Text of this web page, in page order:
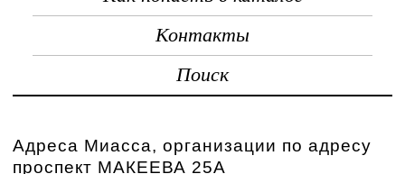
Контакты
Поиск
Адреса Миасса, организации по адресу
проспект МАКЕЕВА 25А